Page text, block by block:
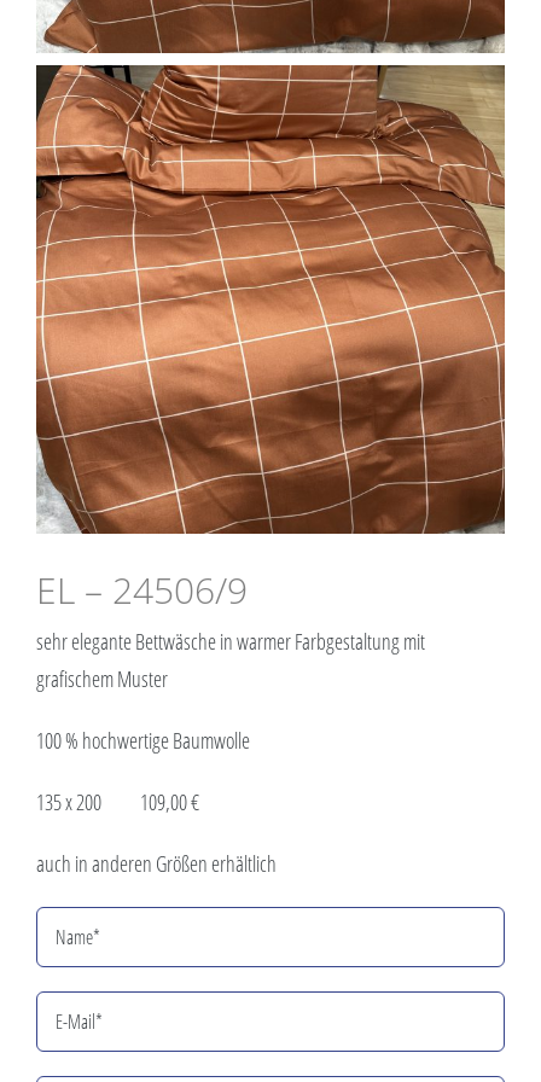
EL – 24506/9
sehr elegante Bettwäsche in warmer Farbgestaltung mit
grafischem Muster
100 % hochwertige Baumwolle
135 x 200 109,00 €
auch in anderen Größen erhältlich